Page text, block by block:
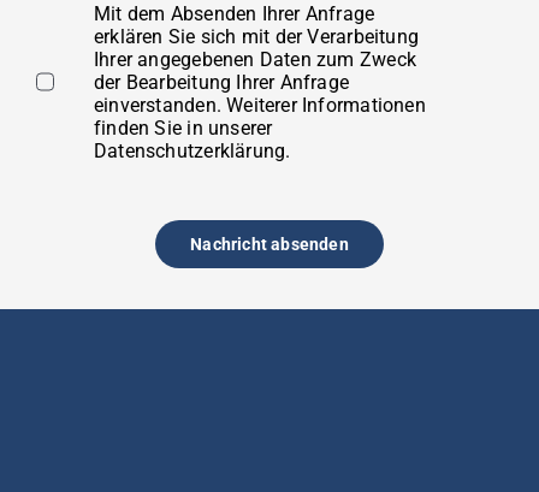
Mit dem Absenden Ihrer Anfrage
erklären Sie sich mit der Verarbeitung
Ihrer angegebenen Daten zum Zweck
der Bearbeitung Ihrer Anfrage
einverstanden. Weiterer Informationen
finden Sie in unserer
Datenschutzerklärung.
Nachricht absenden